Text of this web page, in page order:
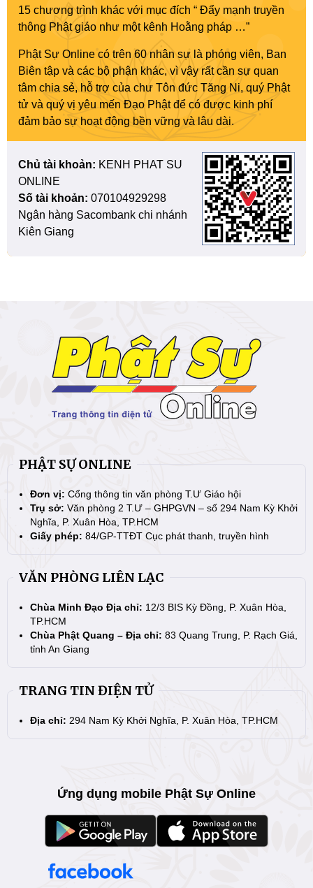
15 chương trình khác với mục đích “ Đẩy mạnh truyền
thông Phật giáo như một kênh Hoằng pháp …”
Phật Sự Online có trên 60 nhân sự là phóng viên, Ban
Biên tập và các bộ phận khác, vì vậy rất cần sự quan
tâm chia sẻ, hỗ trợ của chư Tôn đức Tăng Ni, quý Phật
tử và quý vị yêu mến Đạo Phật để có được kinh phí
đảm bảo sự hoạt động bền vững và lâu dài.
Chủ tài khoản: KENH PHAT SU
ONLINE
Số tài khoản: 070104929298
Ngân hàng Sacombank chi nhánh
Kiên Giang
PHẬT SỰ ONLINE
Đơn vị: Cổng thông tin văn phòng T.Ư Giáo hội
Trụ sở: Văn phòng 2 T.Ư – GHPGVN – số 294 Nam Kỳ Khởi
Nghĩa, P. Xuân Hòa, TP.HCM
Giấy phép: 84/GP-TTĐT Cục phát thanh, truyền hình
VĂN PHÒNG LIÊN LẠC
Chùa Minh Đạo Địa chỉ: 12/3 BIS Kỳ Đồng, P. Xuân Hòa,
TP.HCM
Chùa Phật Quang – Địa chỉ: 83 Quang Trung, P. Rạch Giá,
tỉnh An Giang
TRANG TIN ĐIỆN TỬ
Địa chỉ: 294 Nam Kỳ Khởi Nghĩa, P. Xuân Hòa, TP.HCM
Ứng dụng mobile Phật Sự Online